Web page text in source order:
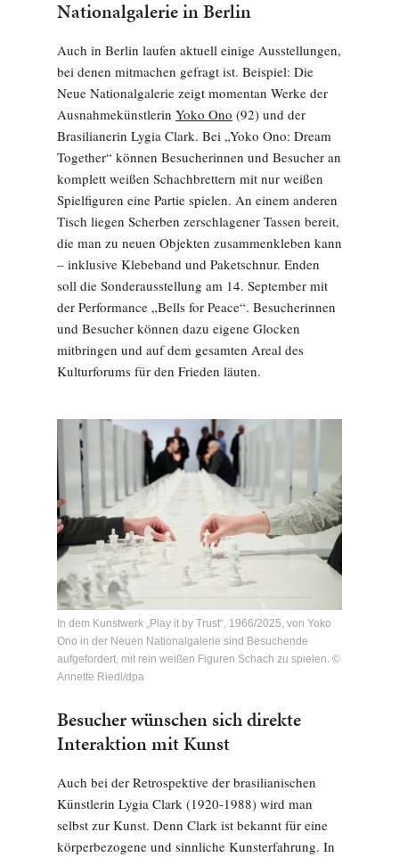
Nationalgalerie in Berlin
Auch in Berlin laufen aktuell einige Ausstellungen,
bei denen mitmachen gefragt ist. Beispiel: Die
Neue Nationalgalerie zeigt momentan Werke der
Ausnahmekünstlerin Yoko Ono (92) und der
Brasilianerin Lygia Clark. Bei „Yoko Ono: Dream
Together“ können Besucherinnen und Besucher an
komplett weißen Schachbrettern mit nur weißen
Spielfiguren eine Partie spielen. An einem anderen
Tisch liegen Scherben zerschlagener Tassen bereit,
die man zu neuen Objekten zusammenkleben kann
– inklusive Klebeband und Paketschnur. Enden
soll die Sonderausstellung am 14. September mit
der Performance „Bells for Peace“. Besucherinnen
und Besucher können dazu eigene Glocken
mitbringen und auf dem gesamten Areal des
Kulturforums für den Frieden läuten.
In dem Kunstwerk „Play it by Trust“, 1966/2025, von Yoko
Ono in der Neuen Nationalgalerie sind Besuchende
aufgefordert, mit rein weißen Figuren Schach zu spielen. ©
Annette Riedl/dpa
Besucher wünschen sich direkte
Interaktion mit Kunst
Auch bei der Retrospektive der brasilianischen
Künstlerin Lygia Clark (1920-1988) wird man
selbst zur Kunst. Denn Clark ist bekannt für eine
körperbezogene und sinnliche Kunsterfahrung. In